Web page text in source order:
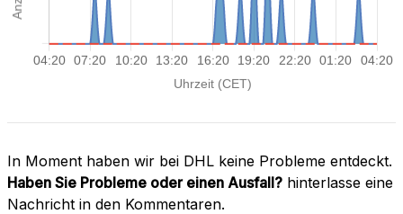
In Moment haben wir bei DHL keine Probleme entdeckt.
Haben Sie Probleme oder einen Ausfall? hinterlasse eine
Nachricht in den Kommentaren.